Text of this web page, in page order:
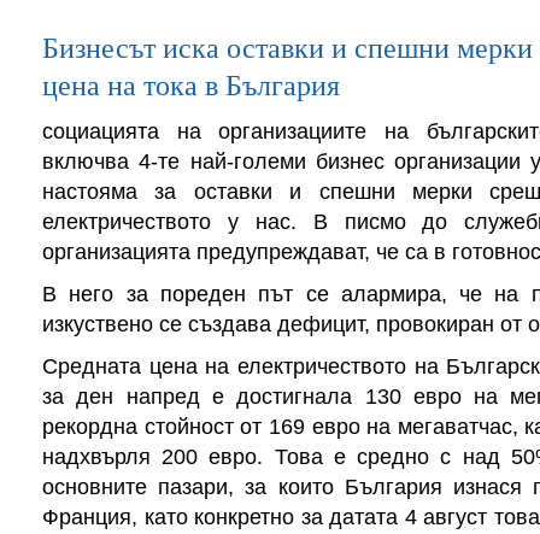
Бизнесът иска оставки и спешни
цена на тока в България
социацията на организациите на
включва 4-те най-големи бизнес
настояма за оставки и спешни мерки
електричеството у нас. В писмо до
организацията предупреждават, че са в
В него за пореден път се алармира, че на
изкуствено се създава дефицит, провокиран от
Средната цена на електричеството на
за ден напред е достигнала 130 евро на
рекордна стойност от 169 евро на мегаватчас,
надхвърля 200 евро. Това е средно с над
основните пазари, за които България
Франция, като конкретно за датата 4 август